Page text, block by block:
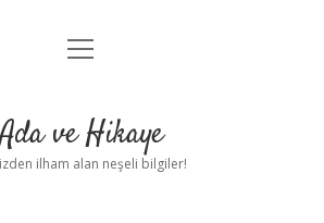
Anasayfa
Yasal Uyarı
menüyü
ve Hikaye
ilham alan neşeli bilgiler!